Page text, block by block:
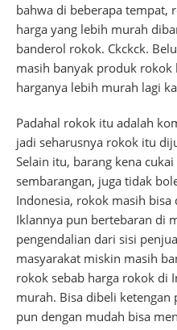
bahwa di beberapa tempat,
harga yang lebih murah
banderol rokok. Ckckck.
masih banyak produk
harganya lebih murah lagi
Padahal rokok itu adalah
jadi seharusnya rokok itu
Selain itu, barang kena
sembarangan, juga tidak
Indonesia, rokok masih
Iklannya pun bertebaran di
pengendalian dari sisi
masyarakat miskin masih
rokok sebab harga rokok di
murah. Bisa dibeli ketengan
pun dengan mudah bisa